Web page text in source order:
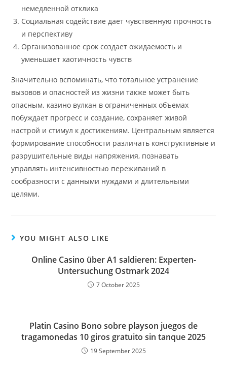
немедленной отклика
Социальная содействие дает чувственную прочность
и перспективу
Организованное срок создает ожидаемость и
уменьшает хаотичность чувств
Значительно вспоминать, что тотальное устранение
вызовов и опасностей из жизни также может быть
опасным. казино вулкан в ограниченных объемах
побуждает прогресс и создание, сохраняет живой
настрой и стимул к достижениям. Центральным является
формирование способности различать конструктивные и
разрушительные виды напряжения, познавать
управлять интенсивностью переживаний в
сообразности с данными нуждами и длительными
целями.
YOU MIGHT ALSO LIKE
Online Casino über A1 saldieren: Experten-
Untersuchung Ostmark 2024
7 October 2025
Platin Casino Bono sobre playson juegos de
tragamonedas 10 giros gratuito sin tanque 2025
19 September 2025